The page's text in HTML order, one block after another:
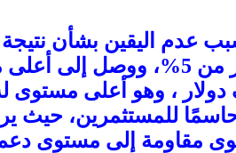
فوق 14000 دولار بسبب عدم اليقين
الأمريكية، حيث أرتفع سعر البيتكوين بأكثر
دولار مستوى حاسمًا للمستثمرين،
مقاومة إلى مستوى